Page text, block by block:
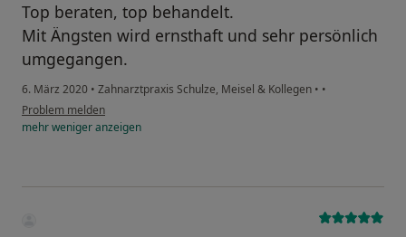
Top beraten, top behandelt.
Mit Ängsten wird ernsthaft und sehr persönlich
umgegangen.
6. März 2020 • Zahnarztpraxis Schulze, Meisel & Kollegen • •
Problem melden
mehrwenigeranzeigen